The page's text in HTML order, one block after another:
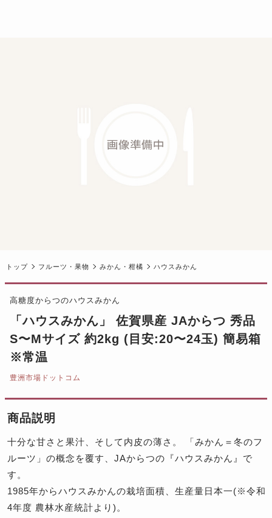
トップ フルーツ・果物 みかん・柑橘 ハウスみかん
高糖度からつのハウスみかん
「ハウスみかん」 佐賀県産 JAからつ 秀品
S〜Mサイズ 約2kg (目安:20〜24玉) 簡易箱
※常温
豊洲市場ドットコム
商品説明
十分な甘さと果汁、そして内皮の薄さ。 「みかん＝冬のフ
ルーツ」の概念を覆す、JAからつの『ハウスみかん』で
す。
1985年からハウスみかんの栽培面積、生産量日本一(※令和
4年度 農林水産統計より)。